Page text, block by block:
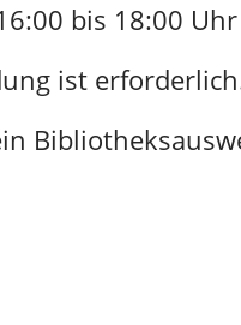
bis 18:00
ist